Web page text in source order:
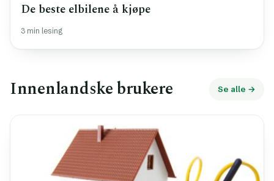
De beste elbilene å kjøpe
3 min lesing
Innenlandske brukere Se alle →